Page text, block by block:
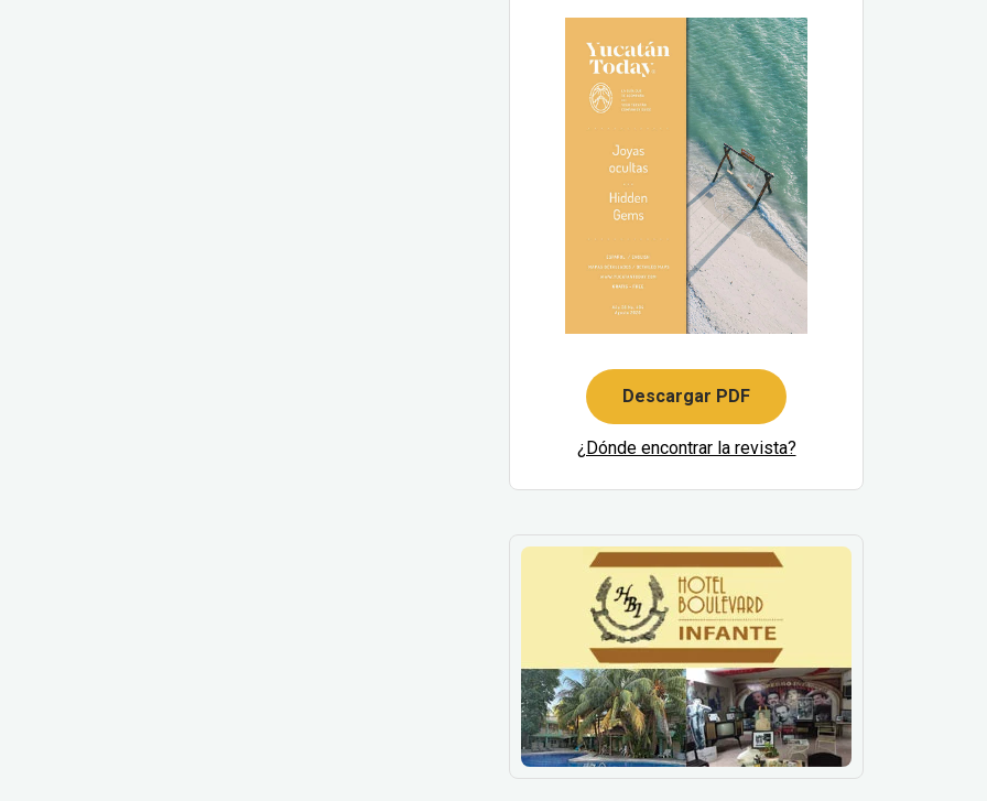
Descargar PDF
¿Dónde encontrar la revista?